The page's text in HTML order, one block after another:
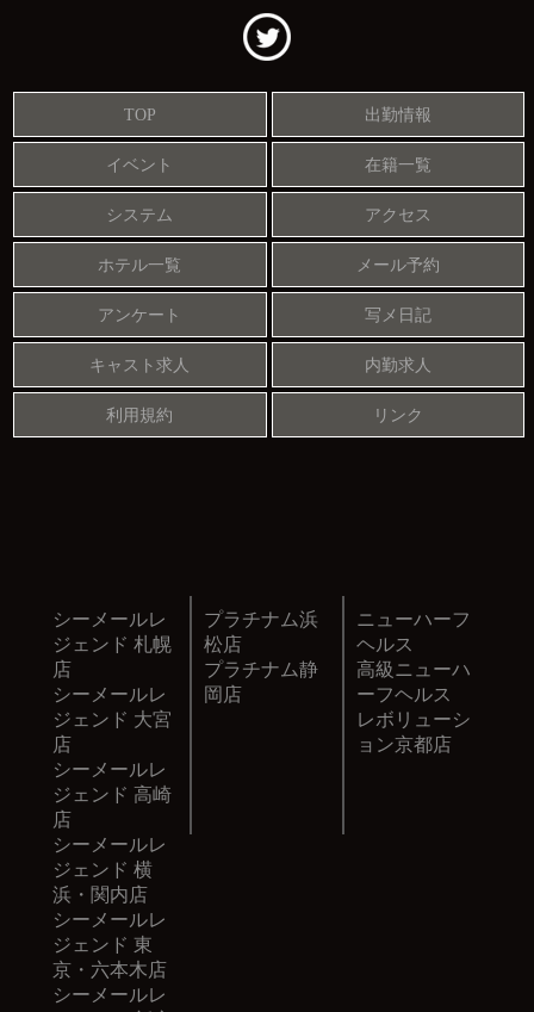
TOP 出勤情報
イベント 在籍一覧
システム アクセス
ホテル一覧 メール予約
アンケート 写メ日記
キャスト求人 内勤求人
利用規約 リンク
シーメールレ
ジェンド 札幌
店
シーメールレ
ジェンド 大宮
店
シーメールレ
ジェンド 高崎
店
シーメールレ
ジェンド 横
浜・関内店
シーメールレ
ジェンド 東
京・六本木店
シーメールレ
プラチナム浜
松店
プラチナム静
岡店
ニューハーフ
ヘルス
高級ニューハ
ーフヘルス
レボリューシ
ョン京都店